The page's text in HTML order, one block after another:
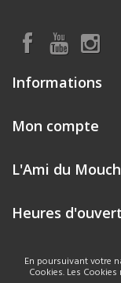
Informations
Mon compte
L'Ami du
Heures
En poursuivant votre
Cookies. Les